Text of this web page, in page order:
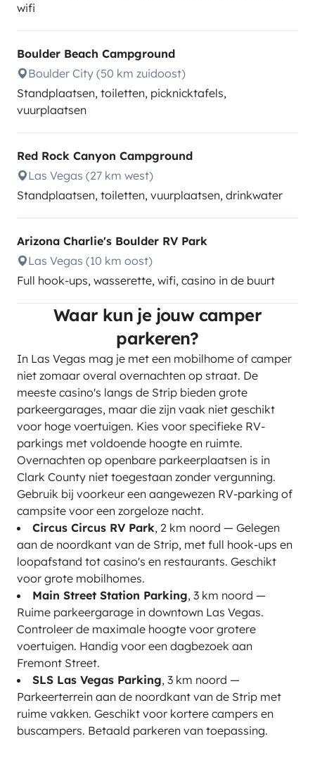
wifi
Boulder Beach Campground
Boulder City (50 km zuidoost)
Standplaatsen, toiletten, picknicktafels,
vuurplaatsen
Red Rock Canyon Campground
Las Vegas (27 km west)
Standplaatsen, toiletten, vuurplaatsen, drinkwater
Arizona Charlie's Boulder RV Park
Las Vegas (10 km oost)
Full hook-ups, wasserette, wifi, casino in de buurt
Waar kun je jouw camper
parkeren?
In Las Vegas mag je met een mobilhome of camper
niet zomaar overal overnachten op straat. De
meeste casino's langs de Strip bieden grote
parkeergarages, maar die zijn vaak niet geschikt
voor hoge voertuigen. Kies voor specifieke RV-
parkings met voldoende hoogte en ruimte.
Overnachten op openbare parkeerplaatsen is in
Clark County niet toegestaan zonder vergunning.
Gebruik bij voorkeur een aangewezen RV-parking of
campsite voor een zorgeloze nacht.
Circus Circus RV Park, 2 km noord — Gelegen
aan de noordkant van de Strip, met full hook-ups en
loopafstand tot casino's en restaurants. Geschikt
voor grote mobilhomes.
Main Street Station Parking, 3 km noord —
Ruime parkeergarage in downtown Las Vegas.
Controleer de maximale hoogte voor grotere
voertuigen. Handig voor een dagbezoek aan
Fremont Street.
SLS Las Vegas Parking, 3 km noord —
Parkeerterrein aan de noordkant van de Strip met
ruime vakken. Geschikt voor kortere campers en
buscampers. Betaald parkeren van toepassing.